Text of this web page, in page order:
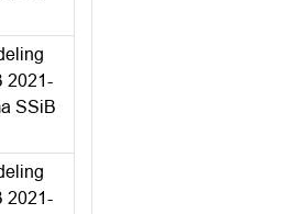
2021-
SSiB
2021-